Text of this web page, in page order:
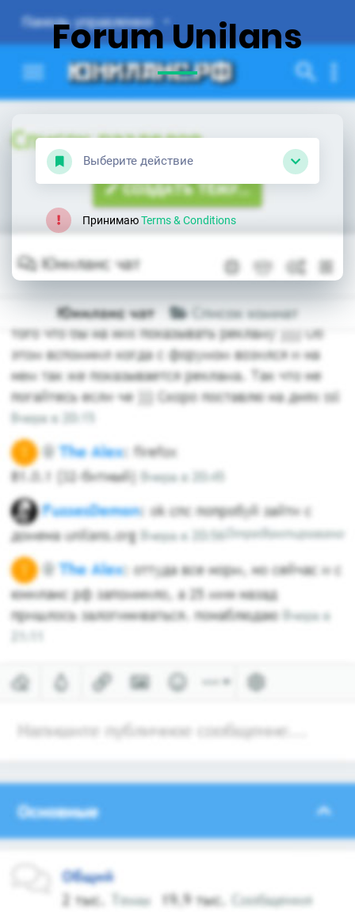
Forum Unilans
Выберите действие
ПринимаюTerms & Conditions